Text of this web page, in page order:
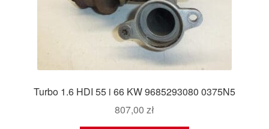
Turbo 1.6 HDI 55 i 66 KW 9685293080 0375N5
807,00 zł